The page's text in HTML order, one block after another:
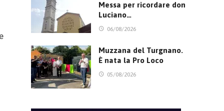
Messa per ricordare don
Luciano…
06/08/2026
Muzzana del Turgnano.
È nata la Pro Loco
05/08/2026